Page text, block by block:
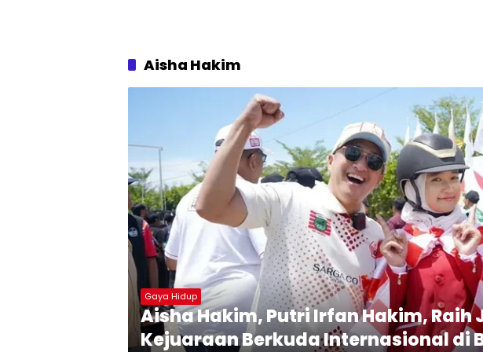
Aisha Hakim
Gaya Hidup
Aisha Hakim, Putri Irfan Hakim, Raih
Kejuaraan Berkuda Internasional di